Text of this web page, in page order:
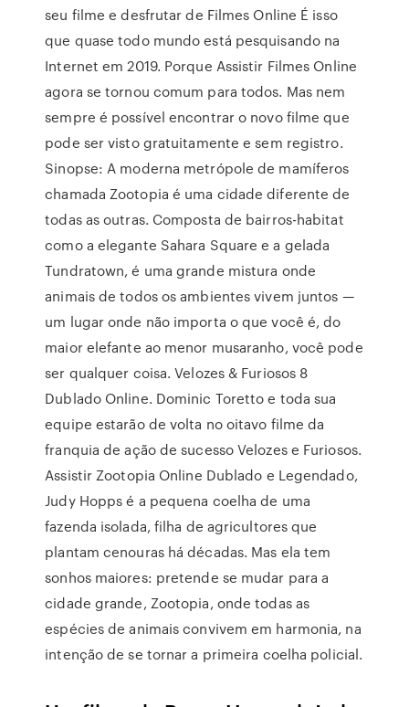
seu filme e desfrutar de Filmes Online É isso
que quase todo mundo está pesquisando na
Internet em 2019. Porque Assistir Filmes Online
agora se tornou comum para todos. Mas nem
sempre é possível encontrar o novo filme que
pode ser visto gratuitamente e sem registro.
Sinopse: A moderna metrópole de mamíferos
chamada Zootopia é uma cidade diferente de
todas as outras. Composta de bairros-habitat
como a elegante Sahara Square e a gelada
Tundratown, é uma grande mistura onde
animais de todos os ambientes vivem juntos —
um lugar onde não importa o que você é, do
maior elefante ao menor musaranho, você pode
ser qualquer coisa. Velozes & Furiosos 8
Dublado Online. Dominic Toretto e toda sua
equipe estarão de volta no oitavo filme da
franquia de ação de sucesso Velozes e Furiosos.
Assistir Zootopia Online Dublado e Legendado,
Judy Hopps é a pequena coelha de uma
fazenda isolada, filha de agricultores que
plantam cenouras há décadas. Mas ela tem
sonhos maiores: pretende se mudar para a
cidade grande, Zootopia, onde todas as
espécies de animais convivem em harmonia, na
intenção de se tornar a primeira coelha policial.